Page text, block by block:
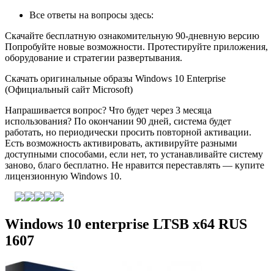
Все ответы на вопросы здесь:
Скачайте бесплатную ознакомительную 90-дневную версию
Попробуйте новые возможности. Протестируйте приложения,
оборудование и стратегии развертывания.
Скачать оригинальные образы Windows 10 Enterprise
(Официальный сайт Microsoft)
Напрашивается вопрос? Что будет через 3 месяца
использования? По окончании 90 дней, система будет
работать, но периодически просить повторной активации.
Есть возможность активировать, активируйте разными
доступными способами, если нет, то устанавливайте систему
заново, благо бесплатно. Не нравится переставлять — купите
лицензионную Windows 10.
Windows 10 enterprise LTSB x64 RUS
1607